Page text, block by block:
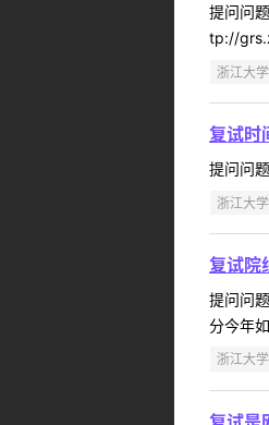
提问问
tp://
浙江大
复试时
提问问
浙江大
复试院
提问问
分今年
浙江大